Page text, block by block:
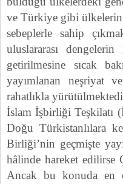
ve Türkiye gibi
sebeplerle sahip
uluslararası
getirilmesine sıcak
yayımlanan neşriyat
rahatlıkla
İslam İşbirliği Teşkilatı
Doğu Türkistanlılara
Birliği’nin geçmişte
hâlinde hareket edilirse
Ancak bu konuda en